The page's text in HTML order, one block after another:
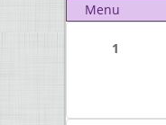
Menu
1